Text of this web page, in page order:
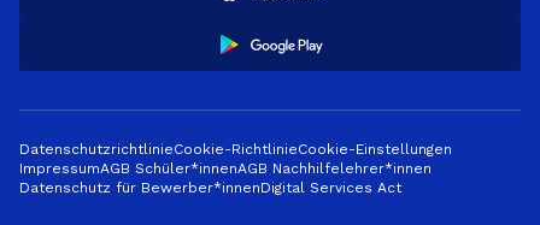
DatenschutzrichtlinieCookie-RichtlinieCookie-Einstellungen
ImpressumAGB Schüler*innenAGB Nachhilfelehrer*innen
Datenschutz für Bewerber*innenDigital Services Act